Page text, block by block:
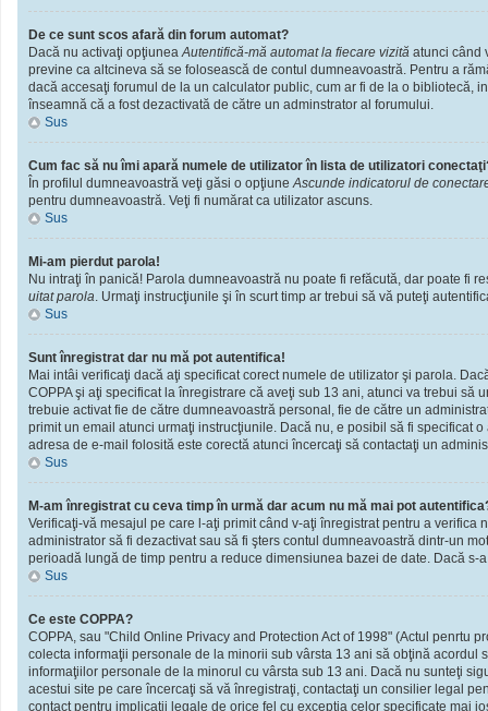
De ce sunt scos afară din forum automat?
Dacă nu activaţi opţiuneaAutentifică-mă automat la fiecare vizită atunci când
previne ca altcineva să se folosească de contul dumneavoastră. Pentru a
dacă accesaţi forumul de la un calculator public, cum ar fi de la o bibliotecă,
înseamnă că a fost dezactivată de către un adminstrator al forumului.
Sus
Cum fac să nu îmi apară numele de utilizator în lista de utilizatori
În profilul dumneavoastră veţi găsi o opţiuneAscunde indicatorul de
pentru dumneavoastră. Veţi fi numărat ca utilizator ascuns.
Sus
Mi-am pierdut parola!
Nu intraţi în panică! Parola dumneavoastră nu poate fi refăcută, dar poate fi
uitat parola. Urmaţi instrucţiunile şi în scurt timp ar trebui să vă puteţi
Sus
Sunt înregistrat dar nu mă pot autentifica!
Mai intâi verificaţi dacă aţi specificat corect numele de utilizator şi parola.
COPPA şi aţi specificat la înregistrare că aveţi sub 13 ani, atunci va trebui
trebuie activat fie de către dumneavoastră personal, fie de către un
primit un email atunci urmaţi instrucţiunile. Dacă nu, e posibil să fi specificat
adresa de e-mail folosită este corectă atunci încercaţi să contactaţi un
Sus
M-am înregistrat cu ceva timp în urmă dar acum nu mă mai pot
Verificaţi-vă mesajul pe care l-aţi primit când v-aţi înregistrat pentru a
administrator să fi dezactivat sau să fi şters contul dumneavoastră dintr-un
perioadă lungă de timp pentru a reduce dimensiunea bazei de date. Dacă
Sus
Ce este COPPA?
COPPA, sau "Child Online Privacy and Protection Act of 1998" (Actul penrtu
colecta informaţii personale de la minorii sub vârsta 13 ani să obţină
informaţiilor personale de la minorul cu vârsta sub 13 ani. Dacă nu sunteţi
acestui site pe care încercaţi să vă înregistraţi, contactaţi un consilier legal
contact pentru implicaţii legale de orice fel cu excepţia celor specificate mai